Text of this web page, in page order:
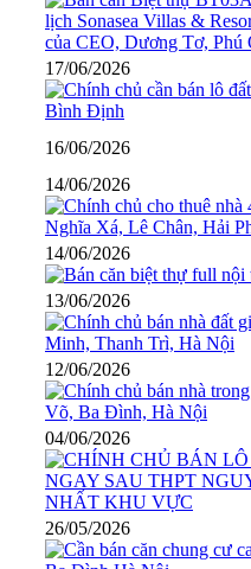
17/06/2026
16/06/2026
14/06/2026
14/06/2026
13/06/2026
12/06/2026
04/06/2026
26/05/2026